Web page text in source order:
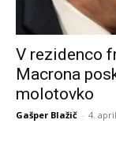
V rezidenco
Macrona
molotovko
Gašper Blažič - 4.